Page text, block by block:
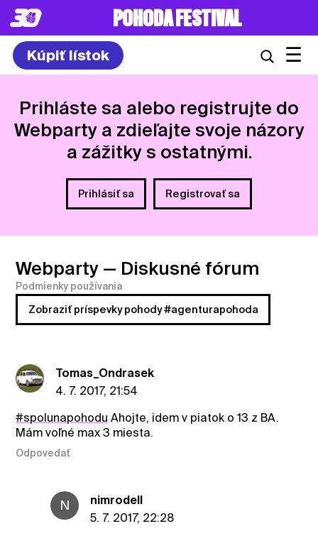
POHODA FESTIVAL
Kúpiť lístok ☰
Prihláste sa alebo registrujte do
Webparty a zdieľajte svoje názory
a zážitky s ostatnými.
Prihlásiť sa Registrovať sa
Webparty — Diskusné fórum
Podmienky používania
Zobraziť príspevky pohody #agenturapohoda
Tomas_Ondrasek
4. 7. 2017, 21:54
#spolunapohodu Ahojte, idem v piatok o 13 z BA.
Mám voľné max 3 miesta.
Odpovedať
N
nimrodell
5. 7. 2017, 22:28